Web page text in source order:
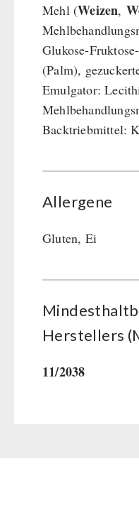
Mehl (Weizen,
Glukose-
(Palm),
Emulgator:
Backtriebmittel:
Allergene
Gluten, Ei
Herstellers
11/2038